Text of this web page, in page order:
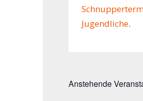
Jugendliche.
Anstehende